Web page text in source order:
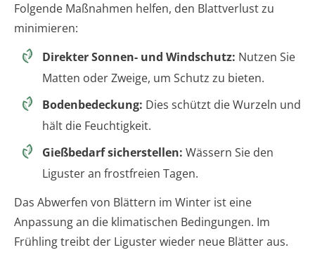
Folgende Maßnahmen helfen, den Blattverlust zu
minimieren:
Direkter Sonnen- und Windschutz: Nutzen Sie
Matten oder Zweige, um Schutz zu bieten.
Bodenbedeckung: Dies schützt die Wurzeln und
hält die Feuchtigkeit.
Gießbedarf sicherstellen: Wässern Sie den
Liguster an frostfreien Tagen.
Das Abwerfen von Blättern im Winter ist eine
Anpassung an die klimatischen Bedingungen. Im
Frühling treibt der Liguster wieder neue Blätter aus.